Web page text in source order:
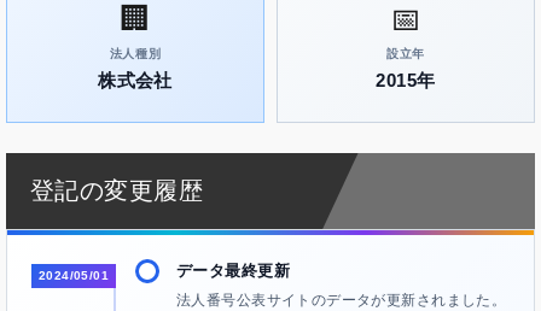
🏢
法人種別
株式会社
📅
設立年
2015年
登記の変更履歴
2024/05/01 データ最終更新
法人番号公表サイトのデータが更新されました。